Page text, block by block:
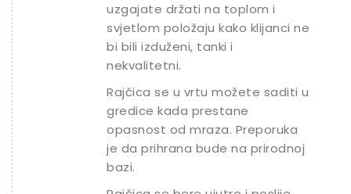
uzgajate držati na toplom i
svjetlom položaju kako klijanci ne
bi bili izduženi, tanki i
nekvalitetni.
Rajčica se u vrtu možete saditi u
gredice kada prestane
opasnost od mraza. Preporuka
je da prihrana bude na prirodnoj
bazi.